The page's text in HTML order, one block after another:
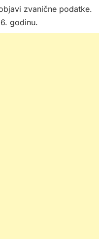
zvanične podatke.
godinu.